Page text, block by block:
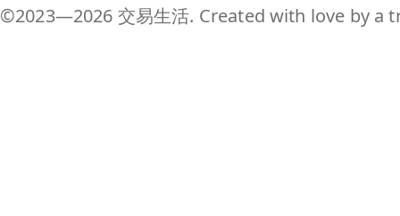
©2023—2026 交易生活. Created with love by a